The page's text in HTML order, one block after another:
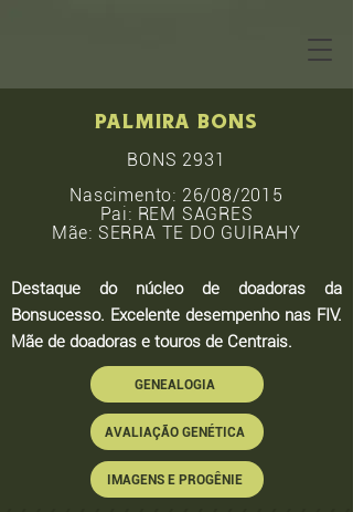
palmira bons
BONS 2931
Nascimento: 26/08/2015
Pai: REM SAGRES
Mãe: SERRA TE DO GUIRAHY
Destaque do núcleo de doadoras da
Bonsucesso. Excelente desempenho nas FIV.
Mãe de doadoras e touros de Centrais.
GENEALOGIA
AVALIAÇÃO GENÉTICA
IMAGENS E PROGÊNIE